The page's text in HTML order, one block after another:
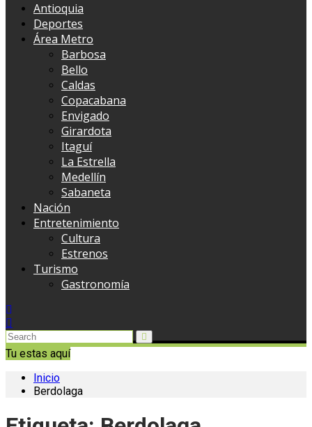
Antioquia
Deportes
Área Metro
Barbosa
Bello
Caldas
Copacabana
Envigado
Girardota
Itaguí
La Estrella
Medellín
Sabaneta
Nación
Entretenimiento
Cultura
Estrenos
Turismo
Gastronomía
Tu estas aquí
Inicio
Berdolaga